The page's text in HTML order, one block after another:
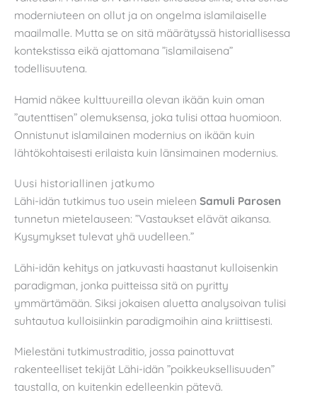
moderniuteen on ollut ja on ongelma islamilaiselle
maailmalle. Mutta se on sitä määrätyssä historiallisessa
kontekstissa eikä ajattomana ”islamilaisena”
todellisuutena.
Hamid näkee kulttuureilla olevan ikään kuin oman
”autenttisen” olemuksensa, joka tulisi ottaa huomioon.
Onnistunut islamilainen modernius on ikään kuin
lähtökohtaisesti erilaista kuin länsimainen modernius.
Uusi historiallinen jatkumo
Lähi-idän tutkimus tuo usein mieleen Samuli Parosen
tunnetun mietelauseen: ”Vastaukset elävät aikansa.
Kysymykset tulevat yhä uudelleen.”
Lähi-idän kehitys on jatkuvasti haastanut kulloisenkin
paradigman, jonka puitteissa sitä on pyritty
ymmärtämään. Siksi jokaisen aluetta analysoivan tulisi
suhtautua kulloisiinkin paradigmoihin aina kriittisesti.
Mielestäni tutkimustraditio, jossa painottuvat
rakenteelliset tekijät Lähi-idän ”poikkeuksellisuuden”
taustalla, on kuitenkin edelleenkin pätevä.